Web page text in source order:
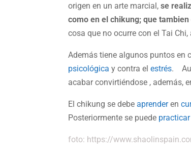
origen en un arte marcial,se
como en el chikung; que
cosa que no ocurre con el Tai
Además tiene algunos puntos en
psicológica y contra elestrés.
acabar convirtiéndose , además,
El chikung se debeaprenderen
Posteriormente se puede practicar
foto: https://